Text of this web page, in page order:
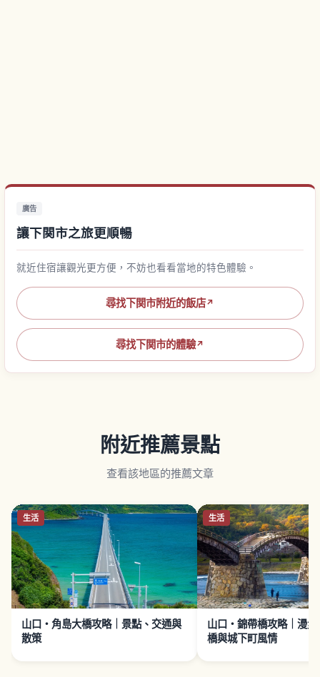
廣告
讓下関市之旅更順暢
就近住宿讓觀光更方便，不妨也看看當地的特色體驗。
尋找下関市附近的飯店↗
尋找下関市的體驗↗
附近推薦景點
查看該地區的推薦文章
生活
山口・角島大橋攻略｜景點、交通與
散策
生活
山口・錦帶橋攻略｜漫
橋與城下町風情